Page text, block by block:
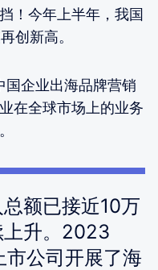
！今年上半年，我国
创新高。
企业出海品牌营销
在全球市场上的业务
额已接近10万
上升。2023
公司开展了海